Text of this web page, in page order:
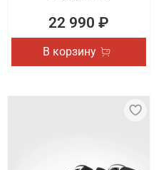
22 990 ₽
В корзину